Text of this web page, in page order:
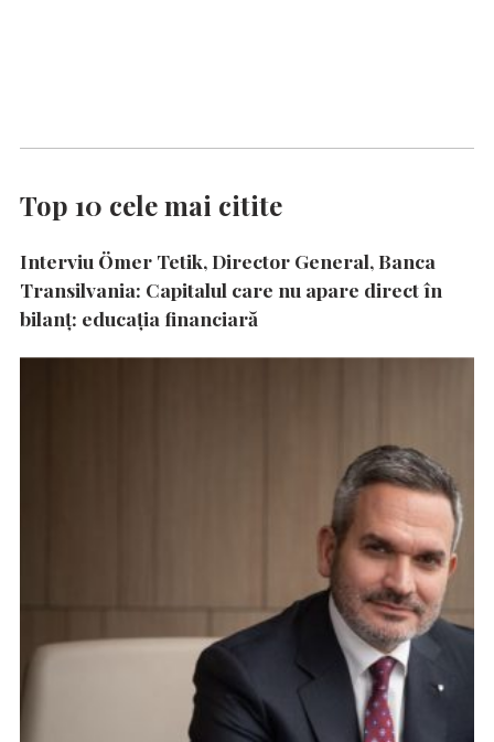
Top 10 cele mai citite
Interviu Ömer Tetik, Director General, Banca
Transilvania: Capitalul care nu apare direct în
bilanț: educația financiară